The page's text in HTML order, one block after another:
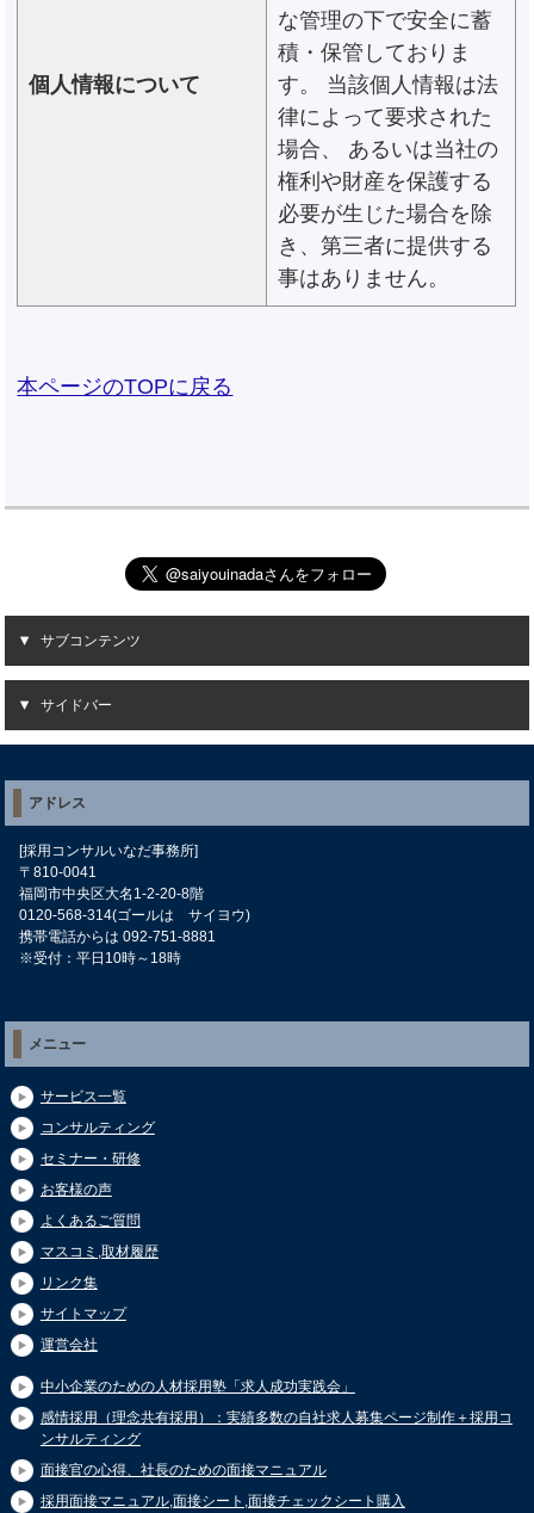
個人情報について
な管理の下で安全に蓄
積・保管しておりま
す。 当該個人情報は法
律によって要求された
場合、 あるいは当社の
権利や財産を保護する
必要が生じた場合を除
き、第三者に提供する
事はありません。
本ページのTOPに戻る
サブコンテンツ
サイドバー
アドレス
[採用コンサルいなだ事務所]
〒810-0041
福岡市中央区大名1-2-20-8階
0120-568-314(ゴールは サイヨウ)
携帯電話からは 092-751-8881
※受付：平日10時～18時
メニュー
サービス一覧
コンサルティング
セミナー・研修
お客様の声
よくあるご質問
マスコミ,取材履歴
リンク集
サイトマップ
運営会社
中小企業のための人材採用塾「求人成功実践会」
感情採用（理念共有採用）：実績多数の自社求人募集ページ制作＋採用コ
ンサルティング
面接官の心得、社長のための面接マニュアル
採用面接マニュアル,面接シート,面接チェックシート購入